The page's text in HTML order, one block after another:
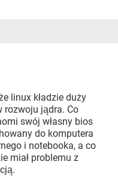
linux kładzie duży
rozwoju jądra. Co
swój własny bios
do komputera
i notebooka, a co
miał problemu z